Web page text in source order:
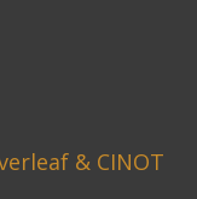
& CINOT